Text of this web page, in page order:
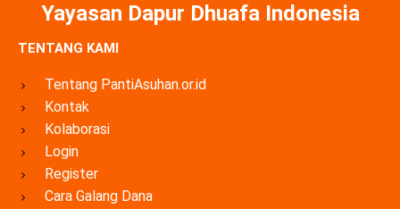
Yayasan Dapur Dhuafa Indonesia
TENTANG KAMI
Tentang PantiAsuhan.or.id
Kontak
Kolaborasi
Login
Register
Cara Galang Dana